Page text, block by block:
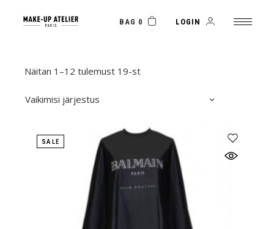
BAG 0 LOGIN
Näitan 1–12 tulemust 19-st
Vaikimisi järjestus
SALE